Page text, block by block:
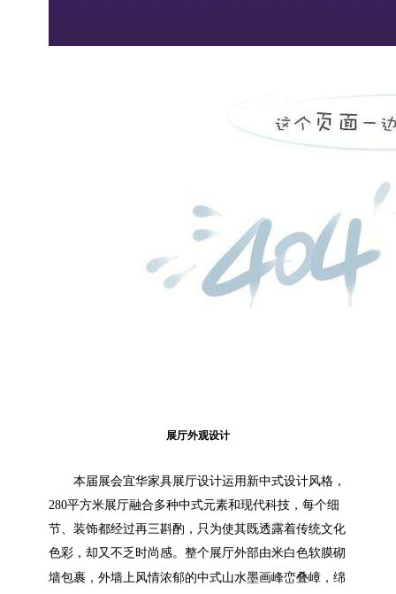
展厅外观设计
本届展会宜华家具展厅设计运用新中式设计风格 ，
280平方米展厅融合多种中式元素和现代科技，每个细
节、装饰都经过再三斟酌，只为使其既透露着传统文化
色彩，却又不乏时尚感。整个展厅外部由米白色软膜砌
墙包裹，外墙上风情浓郁的中式山水墨画峰峦叠嶂，绵